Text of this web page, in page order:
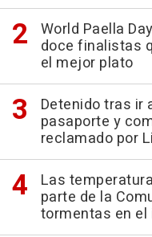
World Paella
doce finalistas
el mejor plato
Detenido tras ir
pasaporte y
reclamado por
Las
parte de la
tormentas en